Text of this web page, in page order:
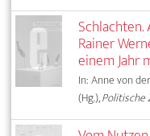
Rainer
einem Jahr
In: Anne von
(Hg.),Politische